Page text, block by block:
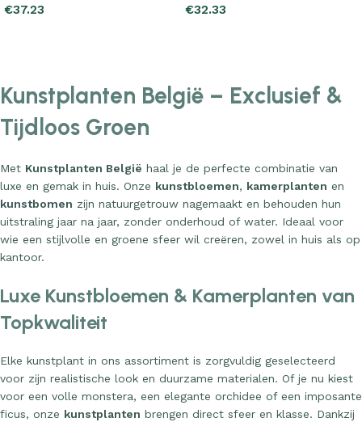
€37.23 €32.33
Kunstplanten België – Exclusief &
Tijdloos Groen
Met Kunstplanten België haal je de perfecte combinatie van
luxe en gemak in huis. Onze kunstbloemen, kamerplanten en
kunstbomen zijn natuurgetrouw nagemaakt en behouden hun
uitstraling jaar na jaar, zonder onderhoud of water. Ideaal voor
wie een stijlvolle en groene sfeer wil creëren, zowel in huis als op
kantoor.
Luxe Kunstbloemen & Kamerplanten van
Topkwaliteit
Elke kunstplant in ons assortiment is zorgvuldig geselecteerd
voor zijn realistische look en duurzame materialen. Of je nu kiest
voor een volle monstera, een elegante orchidee of een imposante
ficus, onze kunstplanten brengen direct sfeer en klasse. Dankzij